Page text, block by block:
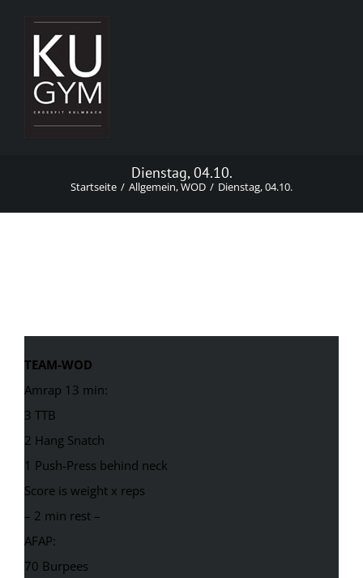
springen
Dienstag, 04.10.
Startseite Allgemein WOD Dienstag, 04.10.
TEAM-WOD
Amrap 13 min:
3 TTB
2 Hang Snatch
1 Push-Press behind neck
Score is weight x reps
– 2 min rest –
AFAP:
70 Burpees